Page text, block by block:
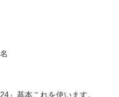
』基本これを使います。